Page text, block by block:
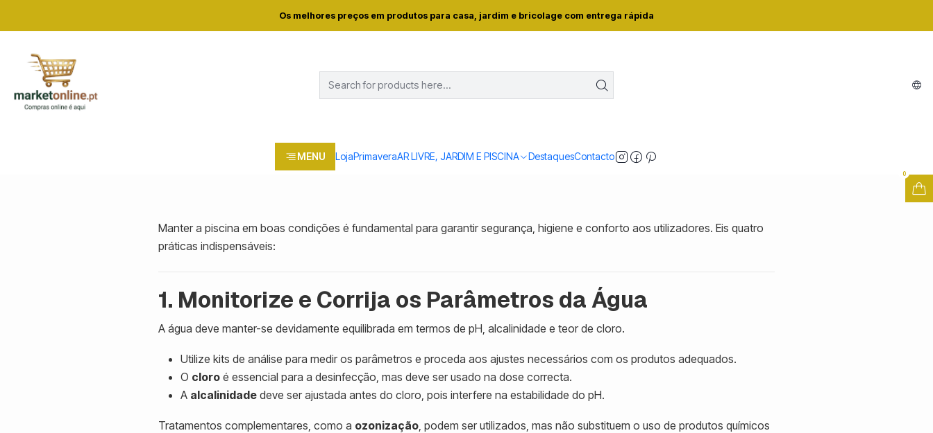
MENU LojaPrimaveraAR LIVRE, JARDIM E PISCINA DestaquesContacto
0
Os melhores preços em produtos para casa, jardim e bricolage com entrega rápida
Home Blog Como Cuidar da Piscina: 4 Cuidados Essenciais
Como Cuidar da Piscina: 4 Cuidados Essenciais
Manter a piscina em boas condições é fundamental para garantir segurança, higiene e conforto aos utilizadores. Eis quatro
práticas indispensáveis:
1. Monitorize e Corrija os Parâmetros da Água
A água deve manter-se devidamente equilibrada em termos de pH, alcalinidade e teor de cloro.
Utilize kits de análise para medir os parâmetros e proceda aos ajustes necessários com os produtos adequados.
O cloro é essencial para a desinfecção, mas deve ser usado na dose correcta.
A alcalinidade deve ser ajustada antes do cloro, pois interfere na estabilidade do pH.
Tratamentos complementares, como a ozonização, podem ser utilizados, mas não substituem o uso de produtos químicos